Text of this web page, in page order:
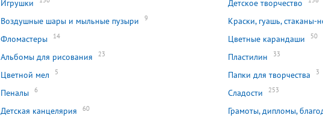
Игрушки Детское творчество
Воздушные шары и мыльные пузыри 9 Краски, гуашь, стаканы-
Фломастеры 14 Цветные карандаши 50
Альбомы для рисования 23 Пластилин 33
Цветной мел 5 Папки для творчества 3
Пеналы 6 Сладости 253
Детская канцелярия 60 Грамоты, дипломы,